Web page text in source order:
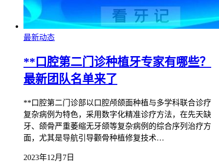
最新动态
**口腔第二门诊种植牙专家有哪些？
最新团队名单来了
**口腔第二门诊部以口腔颅颌面种植与多学科联合诊疗
复杂病例为特色，采用数字化精准诊疗方法，在先天缺
牙、颌骨严重萎缩无牙颌等复杂病例的综合序列治疗方
面，尤其是导航引导颧骨种植修复技术…
2023年12月7日